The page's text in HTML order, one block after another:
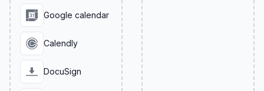
Google calendar
Calendly
DocuSign